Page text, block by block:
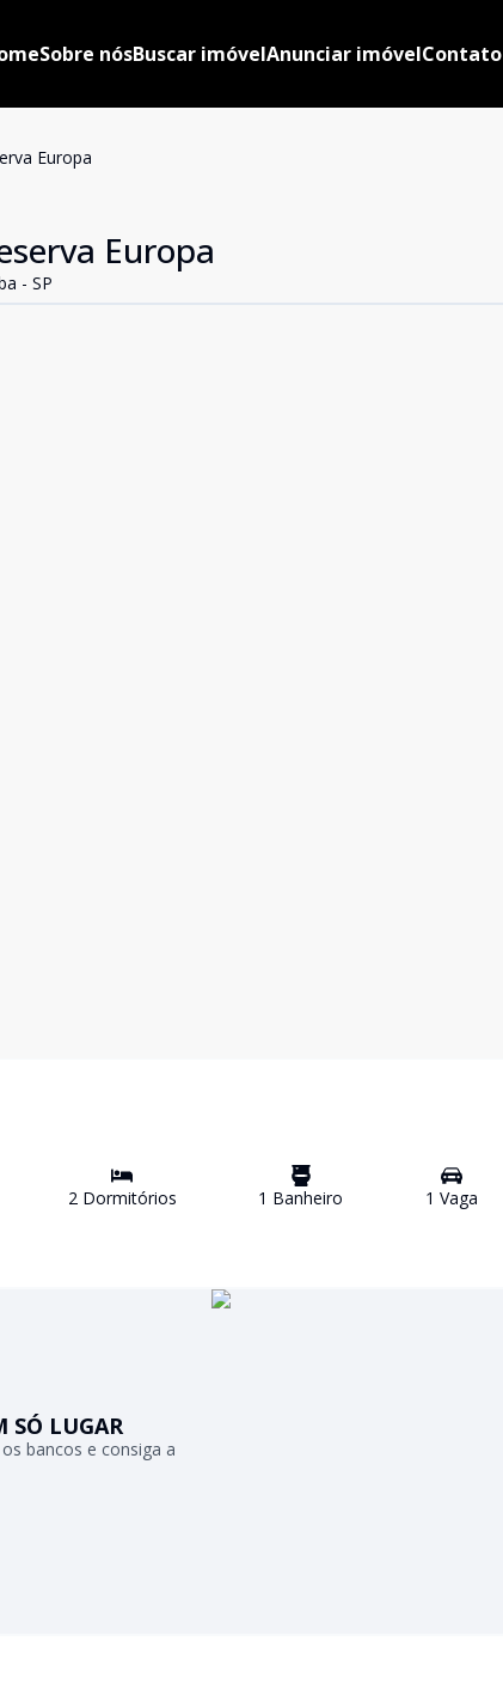
Sobre nósBuscar imóvelAnunciar imóvelContato
Europa
Europa
- SP
2Dormitórios 1 Banheiro 1 Vaga
SÓ LUGAR
bancos e consiga a